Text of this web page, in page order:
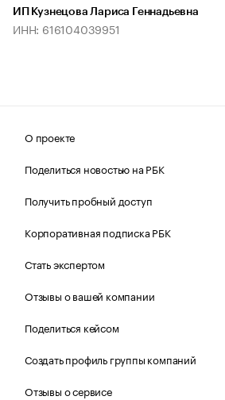
ИП Кузнецова Лариса Геннадьевна
ИНН: 616104039951
О проекте
Поделиться новостью на РБК
Получить пробный доступ
Корпоративная подписка РБК
Стать экспертом
Отзывы о вашей компании
Поделиться кейсом
Создать профиль группы компаний
Отзывы о сервисе